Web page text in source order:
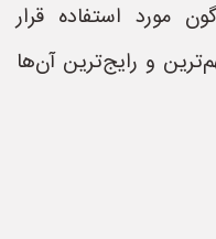
مورد استفاده قرار
و رایج‌ترین آن‌ها